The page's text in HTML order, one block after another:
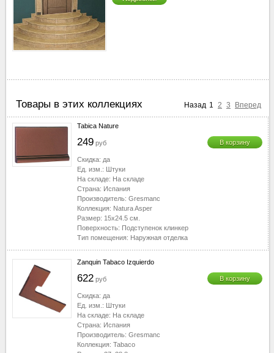
Товары в этих коллекциях Назад 1 2 3 Вперед
Tabica Nature
249 руб В корзину
Скидка: да
Ед. изм.: Штуки
На складе: На складе
Страна: Испания
Производитель: Gresmanc
Коллекция: Natura Asper
Размер: 15x24.5 см.
Поверхность: Подступенок клинкер
Тип помещения: Наружная отделка
Zanquin Tabaco Izquierdo
622 руб В корзину
Скидка: да
Ед. изм.: Штуки
На складе: На складе
Страна: Испания
Производитель: Gresmanc
Коллекция: Tabaco